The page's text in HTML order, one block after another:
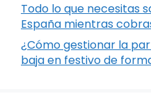
Todo lo que necesitas
España mientras
¿Cómo gestionar la
baja en festivo de